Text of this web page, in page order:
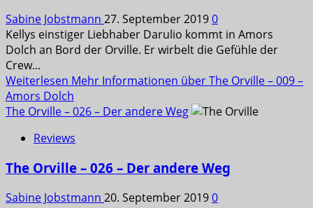
Sabine Jobstmann 27. September 20190
Kellys einstiger Liebhaber Darulio kommt in Amors
Dolch an Bord der Orville. Er wirbelt die Gefühle der
Crew...
Weiterlesen Mehr Informationen über The Orville – 009 –
Amors Dolch
The Orville – 026 – Der andere Weg
Reviews
The Orville – 026 – Der andere Weg
Sabine Jobstmann 20. September 20190